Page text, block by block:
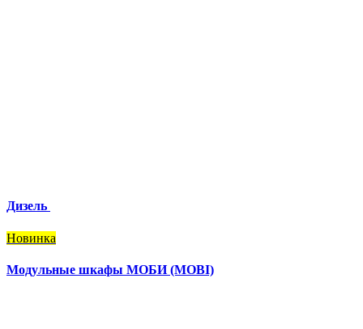
Дизель
Новинка
Модульные шкафы МОБИ (MOBI)